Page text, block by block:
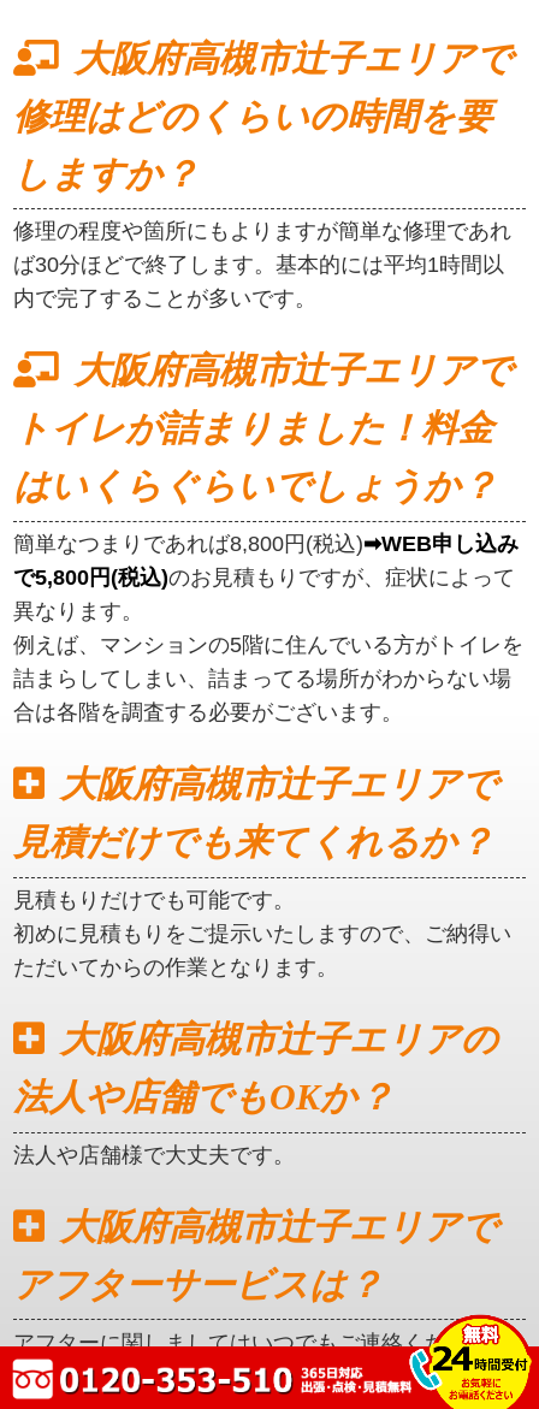
大阪府高槻市辻子エリアで
修理はどのくらいの時間を要
しますか？
修理の程度や箇所にもよりますが簡単な修理であれ
ば30分ほどで終了します。基本的には平均1時間以
内で完了することが多いです。
大阪府高槻市辻子エリアで
トイレが詰まりました！料金
はいくらぐらいでしょうか？
簡単なつまりであれば8,800円(税込)➡WEB申し込み
で5,800円(税込)のお見積もりですが、症状によって
異なります。
例えば、マンションの5階に住んでいる方がトイレを
詰まらしてしまい、詰まってる場所がわからない場
合は各階を調査する必要がございます。
大阪府高槻市辻子エリアで
見積だけでも来てくれるか？
見積もりだけでも可能です。
初めに見積もりをご提示いたしますので、ご納得い
ただいてからの作業となります。
大阪府高槻市辻子エリアの
法人や店舗でもOKか？
法人や店舗様で大丈夫です。
大阪府高槻市辻子エリアで
アフターサービスは？
アフターに関しましてはいつでもご連絡ください。